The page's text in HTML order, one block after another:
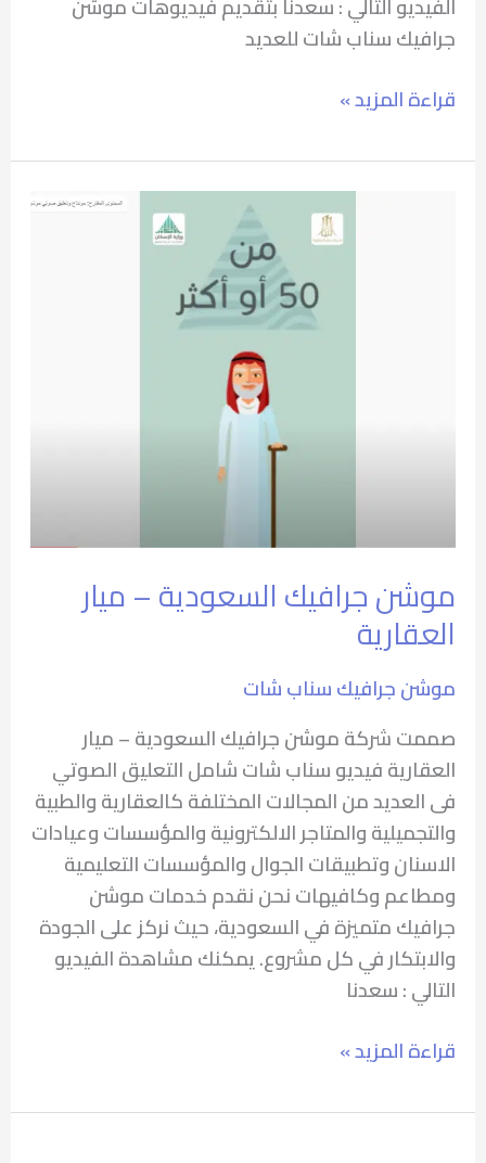
جرافيك سناب شات للعديد
قراءة المزيد »
موشن جرافيك السعودية – ميار
العقارية
موشن جرافيك سناب شات
صممت شركة موشن جرافيك السعودية – ميار
العقارية فيديو سناب شات شامل التعليق الصوتي
فى العديد من المجالات المختلفة كالعقارية والطبية
والتجميلية والمتاجر الالكترونية والمؤسسات وعيادات
الاسنان وتطبيقات الجوال والمؤسسات التعليمية
ومطاعم وكافيهات نحن نقدم خدمات موشن
جرافيك متميزة في السعودية، حيث نركز على الجودة
والابتكار في كل مشروع. يمكنك مشاهدة الفيديو
التالي : سعدنا
قراءة المزيد »